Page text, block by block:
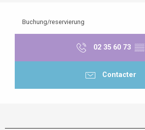
Buchung/reservierung
02 35 60 73 ▒▒
Contacter